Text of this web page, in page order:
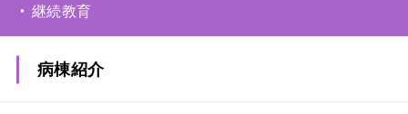
継続教育
病棟紹介